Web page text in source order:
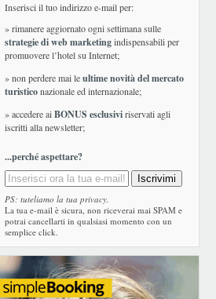
Inserisci il tuo indirizzo e-mail per:
» rimanere aggiornato ogni settimana sulle
strategie di web marketingindispensabili per
promuovere l’hotel su Internet;
» non perdere mai leultime novità del mercato
turisticonazionale ed internazionale;
» accedere aiBONUS esclusiviriservati agli
iscritti alla newsletter;
...perché aspettare?
PS: tuteliamo la tua privacy.
La tua e-mail è sicura, non riceverai mai SPAM e
potrai cancellarti in qualsiasi momento con un
semplice click.